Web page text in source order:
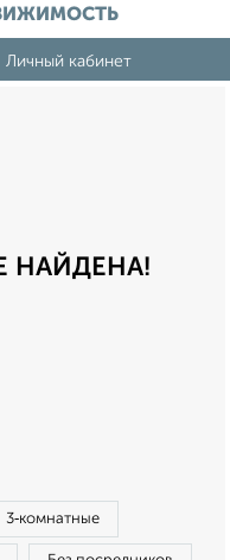
Личный кабинет
НАЙДЕНА!
3‑комнатные